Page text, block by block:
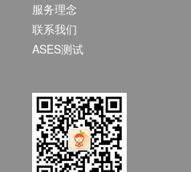
服务理念
联系我们
ASES测试